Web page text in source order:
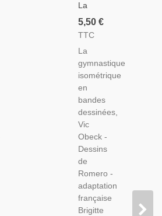
La
Gymnastique
Isométrique
Bandes
Dessinées,
Vic
Obeck,
Dessins
Romero,
1975 -
Culture
Physique,
Bien-
Être,
Sports,
BD,
5,50 €
TTC
La
gymnastique
isométrique
en
bandes
dessinées,
Vic
Obeck -
Dessins
de
Romero -
adaptation
française
Brigitte